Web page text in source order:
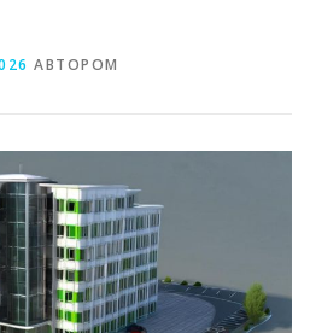
СРЕДА
СОРТА МЕТАЛЛОВ
АВТОРОМ